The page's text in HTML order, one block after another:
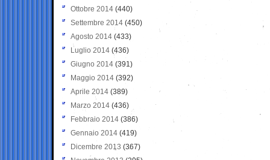
Ottobre 2014 (440)
Settembre 2014 (450)
Agosto 2014 (433)
Luglio 2014 (436)
Giugno 2014 (391)
Maggio 2014 (392)
Aprile 2014 (389)
Marzo 2014 (436)
Febbraio 2014 (386)
Gennaio 2014 (419)
Dicembre 2013 (367)